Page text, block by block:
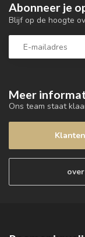
Meer
Ons team staat
Abonneer je
Blijf op de hoogte